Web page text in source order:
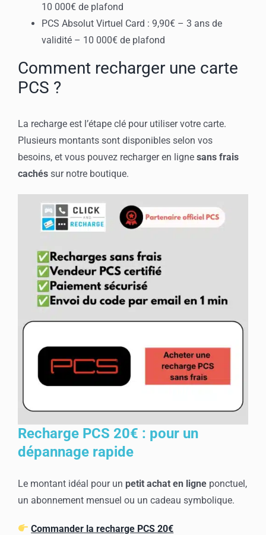
10 000€ de plafond
PCS Absolut Virtuel Card : 9,90€ – 3 ans de
validité – 10 000€ de plafond
Comment recharger une carte
PCS ?
La recharge est l’étape clé pour utiliser votre carte.
Plusieurs montants sont disponibles selon vos
besoins, et vous pouvez recharger en ligne sans frais
cachés sur notre boutique.
Recharge PCS 20€ : pour un
dépannage rapide
Le montant idéal pour un petit achat en ligne ponctuel,
un abonnement mensuel ou un cadeau symbolique.
Commander la recharge PCS 20€